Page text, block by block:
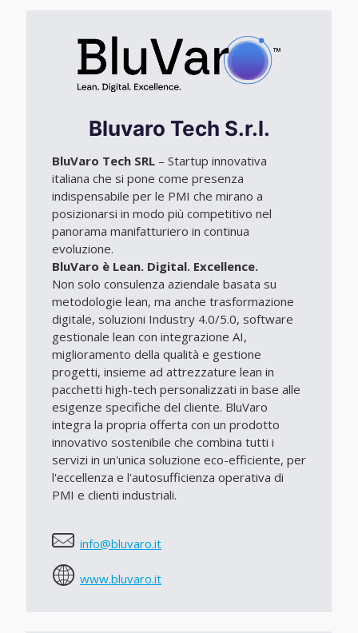
Bluvaro Tech S.r.l.
BluVaro Tech SRL – Startup innovativa
italiana che si pone come presenza
indispensabile per le PMI che mirano a
posizionarsi in modo più competitivo nel
panorama manifatturiero in continua
evoluzione.
BluVaro è Lean. Digital. Excellence.
Non solo consulenza aziendale basata su
metodologie lean, ma anche trasformazione
digitale, soluzioni Industry 4.0/5.0, software
gestionale lean con integrazione AI,
miglioramento della qualità e gestione
progetti, insieme ad attrezzature lean in
pacchetti high-tech personalizzati in base alle
esigenze specifiche del cliente. BluVaro
integra la propria offerta con un prodotto
innovativo sostenibile che combina tutti i
servizi in un'unica soluzione eco-efficiente, per
l'eccellenza e l'autosufficienza operativa di
PMI e clienti industriali.
info@bluvaro.it
www.bluvaro.it